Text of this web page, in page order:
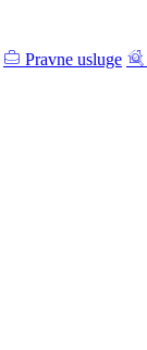
Pravne usluge